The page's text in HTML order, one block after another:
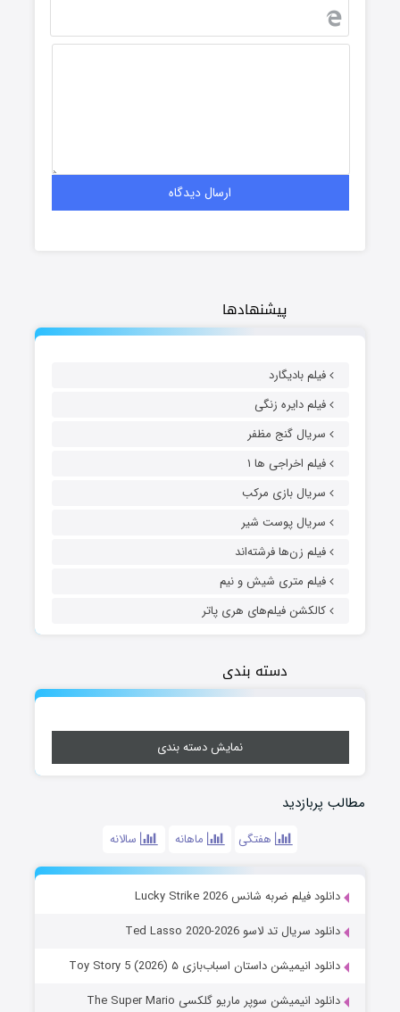
پیشنهادها
فیلم بادیگارد
فیلم دایره زنگی
سریال گنج مظفر
فیلم اخراجی ها ۱
سریال بازی مرکب
سریال پوست شیر
فیلم زن‌ها فرشته‌اند
فیلم متری شیش و نیم
کالکشن فیلم‌های هری پاتر
دسته بندی
نمایش دسته بندی
مطالب پربازدید
هفتگی ماهانه سالانه
دانلود فیلم ضربه شانس Lucky Strike 2026
دانلود سریال تد لاسو Ted Lasso 2020-2026
دانلود انیمیشن داستان اسباب‌بازی ۵ Toy Story 5 (2026)
دانلود انیمیشن سوپر ماریو گلکسی The Super Mario